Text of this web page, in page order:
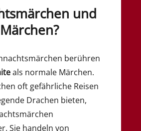
und
berühren
als normale Märchen.
oft gefährliche Reisen
Drachen bieten,
Sie handeln von